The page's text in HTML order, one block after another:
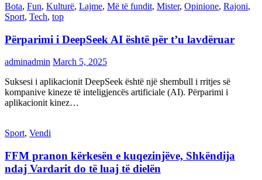
Bota, Fun, Kulturë, Lajme, Më të fundit, Mister, Opinione, Rajoni,
Sport, Tech, top
Përparimi i DeepSeek AI është për t’u lavdëruar
adminadmin March 5, 2025
Suksesi i aplikacionit DeepSeek është një shembull i rritjes së
kompanive kineze të inteligjencës artificiale (AI). Përparimi i
aplikacionit kinez…
Sport, Vendi
FFM pranon kërkesën e kuqezinjëve, Shkëndija
ndaj Vardarit do të luaj të dielën